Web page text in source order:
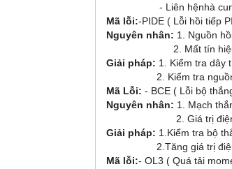
- Liên hệnhà
Mã lỗi:-PIDE ( Lỗi hồi tiếp
Nguyên nhân: 1. Nguồn
2. Mất tín hiệu
Giải pháp: 1. Kiểm tra dây
2. Kiểm tra nguồn
Mã Lỗi: - BCE ( Lỗi bộ
Nguyên nhân: 1. Mạch
2. Giá trị điện
Giải pháp: 1.Kiểm tra bộ
2.Tăng giá trị điện
Mã lỗi:- OL3 ( Quá tải